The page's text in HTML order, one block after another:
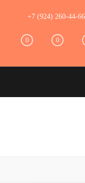
+7 (924) 260-44-66
0 0